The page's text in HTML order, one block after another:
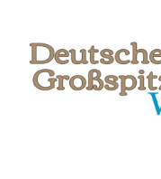
springen